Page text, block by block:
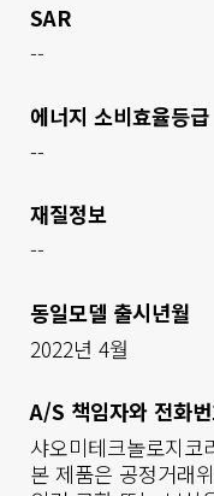
SAR
--
에너지 소비효율등급
--
재질정보
--
동일모델 출시년월
2022년 4월
A/S 책임자와 전화
샤오미테크놀로지
본 제품은 공정거래